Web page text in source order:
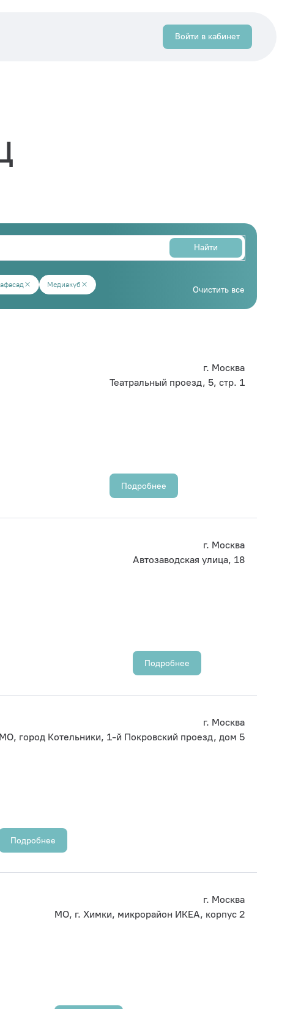
Войти в кабинет
Найти
Медиакуб Очистить все
г. Москва
Театральный проезд, 5, стр. 1
Подробнее
г. Москва
Автозаводская улица, 18
Подробнее
г. Москва
МО, город Котельники, 1-й Покровский проезд, дом 5
Подробнее
г. Москва
МО, г. Химки, микрорайон ИКЕА, корпус 2